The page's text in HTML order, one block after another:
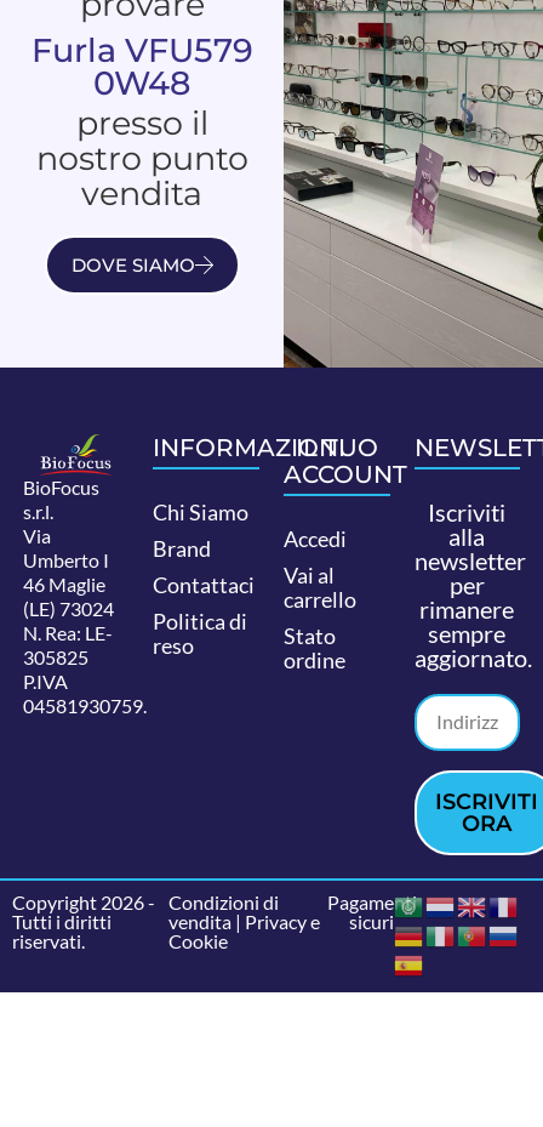
Furla VFU579
0W48
presso il
nostro punto
vendita
DOVE SIAMO
BioFocus
s.r.l.
Via
Umberto I
46 Maglie
(LE) 73024
N. Rea: LE-
305825
P.IVA
04581930759.
INFORMAZIONI
Chi Siamo
Brand
Contattaci
Politica di
reso
IL TUO
ACCOUNT
Accedi
Vai al
carrello
Stato
ordine
Iscriviti
alla
newsletter
per
rimanere
sempre
aggiornato.
ISCRIVITI
ORA
Copyright 2026 -
Tutti i diritti
riservati.
Condizioni di
vendita| Privacy e
Cookie
Pagamenti
sicuri